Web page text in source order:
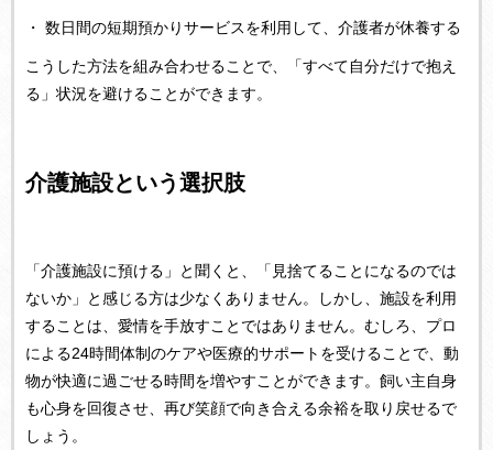
・ 数日間の短期預かりサービスを利用して、介護者が休養する
こうした方法を組み合わせることで、「すべて自分だけで抱え
る」状況を避けることができます。
介護施設という選択肢
「介護施設に預ける」と聞くと、「見捨てることになるのでは
ないか」と感じる方は少なくありません。しかし、施設を利用
することは、愛情を手放すことではありません。むしろ、プロ
による24時間体制のケアや医療的サポートを受けることで、動
物が快適に過ごせる時間を増やすことができます。飼い主自身
も心身を回復させ、再び笑顔で向き合える余裕を取り戻せるで
しょう。